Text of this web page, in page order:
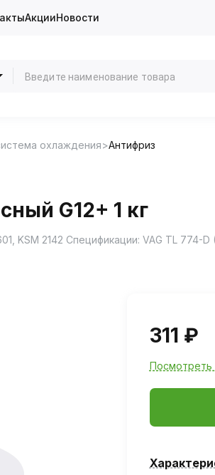
АкцииНовости
охлаждения Антифриз
G12+ 1 кг
311 ₽
Посмотреть